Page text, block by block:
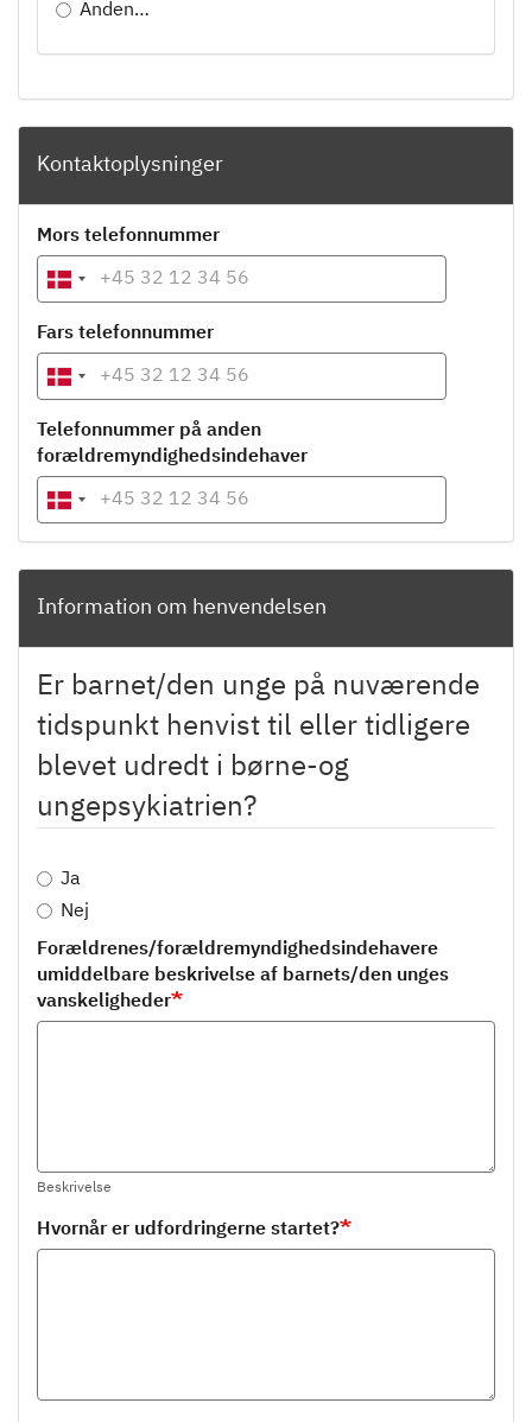
Anden…
Kontaktoplysninger
Mors telefonnummer
Fars telefonnummer
Telefonnummer på anden
forældremyndighedsindehaver
Information om henvendelsen
Er barnet/den unge på nuværende
tidspunkt henvist til eller tidligere
blevet udredt i børne-og
ungepsykiatrien?
Ja
Nej
Forældrenes/forældremyndighedsindehavere
umiddelbare beskrivelse af barnets/den unges
vanskeligheder
Beskrivelse
Hvornår er udfordringerne startet?